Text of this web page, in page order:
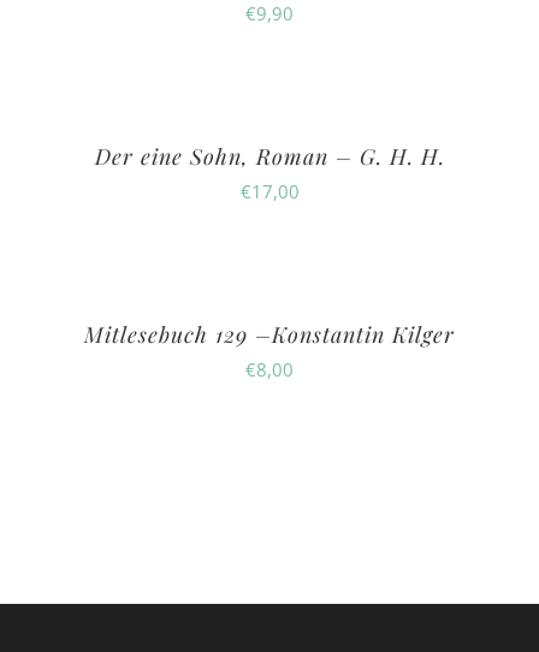
€9,90
Der eine Sohn, Roman – G. H. H.
€17,00
Mitlesebuch 129 –Konstantin Kilger
€8,00